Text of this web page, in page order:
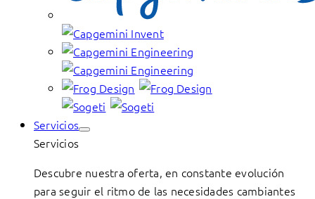
Servicios
Servicios
Descubre nuestra oferta, en constante evolución
para seguir el ritmo de las necesidades cambiantes